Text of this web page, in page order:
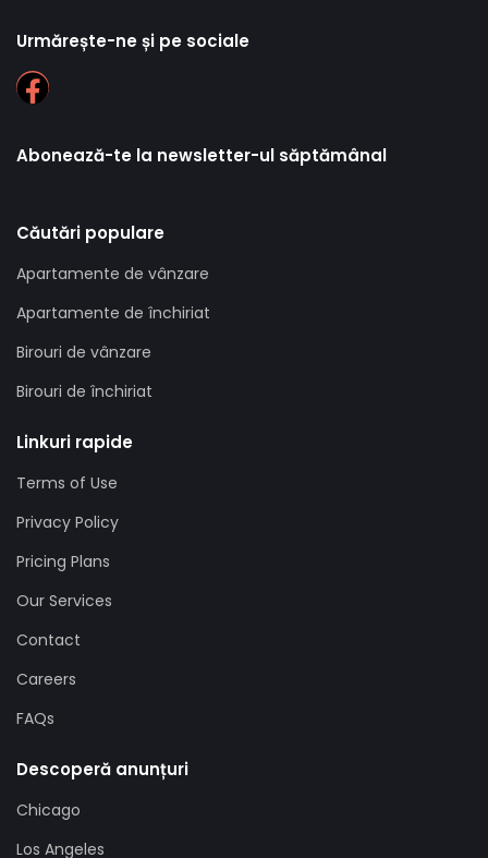
Urmărește-ne și pe sociale
Abonează-te la newsletter-ul săptămânal
Căutări populare
Apartamente de vânzare
Apartamente de închiriat
Birouri de vânzare
Birouri de închiriat
Linkuri rapide
Terms of Use
Privacy Policy
Pricing Plans
Our Services
Contact
Careers
FAQs
Descoperă anunțuri
Chicago
Los Angeles